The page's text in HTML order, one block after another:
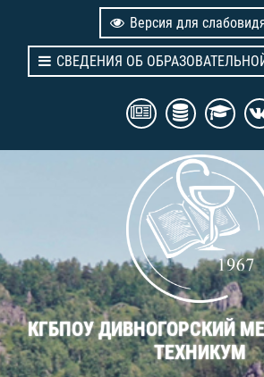
Версия для
СВЕДЕНИЯ ОБ
КГБПОУ ДИВНОГОРСКИЙ
ТЕХНИКУМ